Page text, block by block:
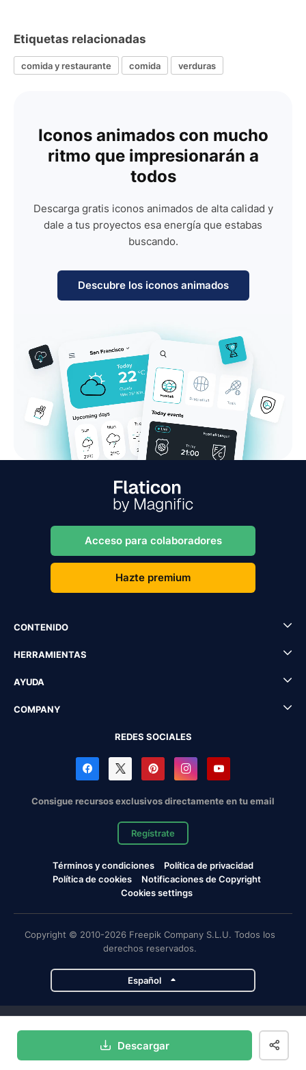
Descargar
Etiquetas relacionadas
comida y restaurante comida verduras
Iconos animados con mucho
ritmo que impresionarán a
todos
Descarga gratis iconos animados de alta calidad y
dale a tus proyectos esa energía que estabas
buscando.
Descubre los iconos animados
Acceso para colaboradores
Hazte premium
CONTENIDO
HERRAMIENTAS
AYUDA
COMPANY
REDES SOCIALES
Consigue recursos exclusivos directamente en tu email
Regístrate
Términos y condiciones
Política de privacidad
Política de cookies
Notificaciones de Copyright
Cookies settings
Copyright © 2010-2026 Freepik Company S.L.U. Todos los
derechos reservados.
Español
Magnific Flaticon